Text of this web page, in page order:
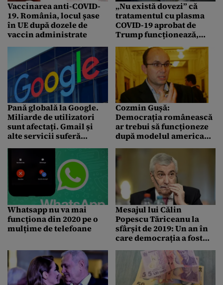
Vaccinarea anti-COVID-
19. România, locul șase
în UE după dozele de
vaccin administrate
„Nu există dovezi” că
tratamentul cu plasma
COVID-19 aprobat de
Trump funcționează,
Pană globală la Google.
Miliarde de utilizatori
sunt afectați. Gmail și
alte servicii suferă
Cozmin Gușă:
Democrația românească
ar trebui să funcționeze
după modelul american,
politice. Altfel n-o să se
reformeze nimic! / Care
va fi soarta PSD
Whatsapp nu va mai
funcționa din 2020 pe o
mulțime de telefoane
Mesajul lui Călin
Popescu Tăriceanu la
sfârșit de 2019: Un an în
care democrația a fost
funcționat”